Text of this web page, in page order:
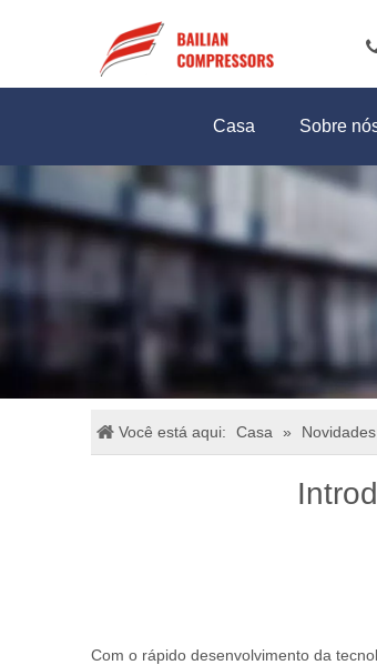
Casa Sobre
Você está aqui: Casa »
Com o rápido desenvolvimento da